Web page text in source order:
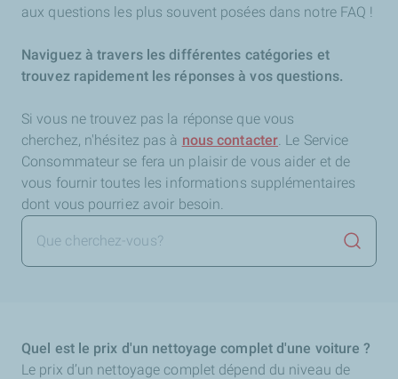
aux questions les plus souvent posées dans notre FAQ !
Naviguez à travers les différentes catégories et
trouvez rapidement les réponses à vos questions.
Si vous ne trouvez pas la réponse que vous
cherchez, n'hésitez pas à nous contacter. Le Service
Consommateur se fera un plaisir de vous aider et de
vous fournir toutes les informations supplémentaires
dont vous pourriez avoir besoin.
Quel est le prix d'un nettoyage complet d'une voiture ?
Le prix d’un nettoyage complet dépend du niveau de